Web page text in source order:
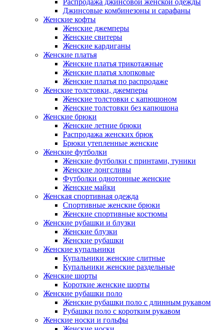
Распродажа джинсовой женской одежды
Джинсовые комбинезоны и сарафаны
Женские кофты
Женские джемперы
Женские свитеры
Женские кардиганы
Женские платья
Женские платья трикотажные
Женские платья хлопковые
Женские платья по распродаже
Женские толстовки, джемперы
Женские толстовки с капюшоном
Женские толстовки без капюшона
Женские брюки
Женские летние брюки
Распродажа женских брюк
Брюки утепленные женские
Женские футболки
Женские футболки с принтами, туники
Женские лонгсливы
Футболки однотонные женские
Женские майки
Женская спортивная одежда
Спортивные женские брюки
Женские спортивные костюмы
Женские рубашки и блузки
Женские блузки
Женские рубашки
Женские купальники
Купальники женские слитные
Купальники женские раздельные
Женские шорты
Короткие женские шорты
Женские рубашки поло
Женские рубашки поло с длинным рукавом
Рубашки поло с коротким рукавом
Женские носки и гольфы